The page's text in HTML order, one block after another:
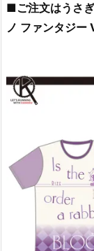
■ご注文はうさ
ノ ファンタジー